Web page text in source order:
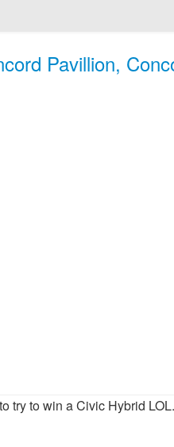
Pavillion,
try to win a Civic Hybrid